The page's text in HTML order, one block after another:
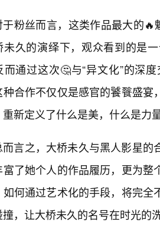
于粉丝而言，这类作品最大的🔥
未久的演绎下，观众看到的是
而通过这次🤔与“异文化”的深
合作不仅仅是感官的饕餮盛
新定义了什么是美，什么是力
而言之，大桥未久与黑人影星
富了她个人的作品履历，更为
如何通过艺术化的手段，将完
撞，让大桥未久的名号在时光的